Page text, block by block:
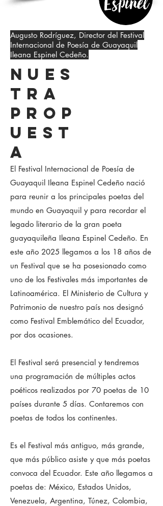
Augusto Rodríguez, Director del Festival
Internacional de Poesía de Guayaquil
Ileana Espinel Cedeño.
NUES
TRA
PROP
UEST
A
El Festival Internacional de Poesía de
Guayaquil Ileana Espinel Cedeño nació
para reunir a los principales poetas del
mundo en Guayaquil y para recordar el
legado literario de la gran poeta
guayaquileña Ileana Espinel Cedeño. En
este año 2025 llegamos a los 18 años de
un Festival que se ha posesionado como
uno de los Festivales más importantes de
Latinoamérica. El Ministerio de Cultura y
Patrimonio de nuestro país nos designó
como Festival Emblemático del Ecuador,
por dos ocasiones.
El Festival será presencial y tendremos
una programación de múltiples actos
poéticos realizados por 70 poetas de 10
países durante 5 días. Contaremos con
poetas de todos los continentes.
Es el Festival más antiguo, más grande,
que más público asiste y que más poetas
convoca del Ecuador. Este año llegamos a
poetas de: México, Estados Unidos,
Venezuela, Argentina, Túnez, Colombia,